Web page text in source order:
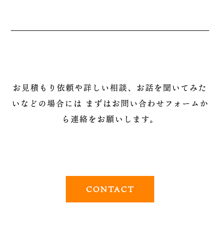
お見積もり依頼や詳しい相談、お話を聞いてみた
いなどの場合には まずはお問い合わせフォームか
ら連絡をお願いします。
CONTACT